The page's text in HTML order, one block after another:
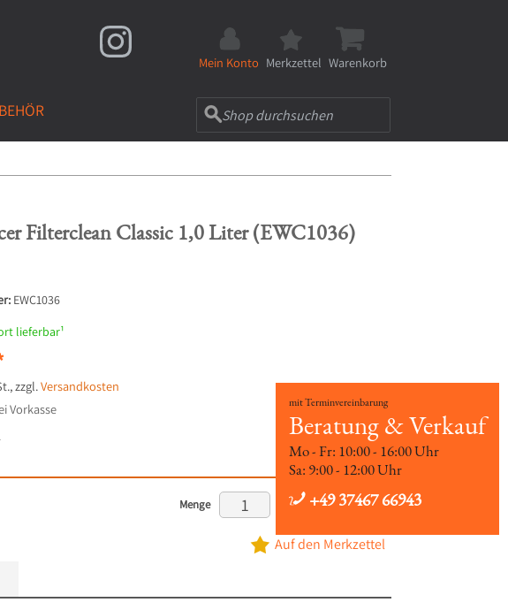
Mein Konto Merkzettel Warenkorb
mit Terminvereinbarung
Beratung & Verkauf
Mo - Fr: 10:00 - 16:00 Uhr
Sa: 9:00 - 12:00 Uhr
+49 37467 66943
Filterclean Classic 1,0 Liter (EWC1036)
EWC1036
lieferbar¹
,zzgl.Versandkosten
Vorkasse
Menge In den Warenkorb
Auf den Merkzettel